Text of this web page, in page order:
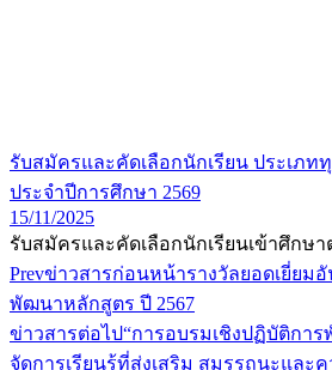
รับสมัครและคัดเลือกนักเรียน ประเภท
ประจำปีการศึกษา 2569
15/11/2025
รับสมัครและคัดเลือกนักเรียนเข้าศึกษา
Prevข่าวสารก่อนหน้ารางวัลยอดเยี่ยม
พัฒนาหลักสูตร ปี 2567
ข่าวสารต่อไป“การอบรมเชิงปฏิบัติกา
จัดการเรียนรู้ที่ส่งเสริม สมรรถนะและ